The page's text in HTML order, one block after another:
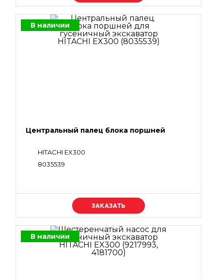
В наличии
Центральный палец блока поршней
HITACHI EX300
8035539
Уточняйте цену
В наличии